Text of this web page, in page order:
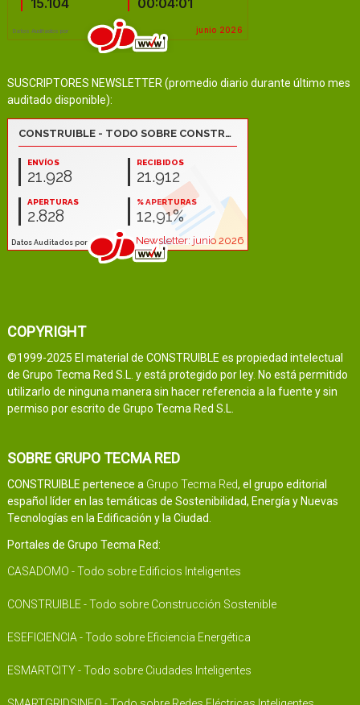
SUSCRIPTORES NEWSLETTER (promedio diario durante último mes
auditado disponible):
COPYRIGHT
©1999-2025 El material de CONSTRUIBLE es propiedad intelectual
de Grupo Tecma Red S.L. y está protegido por ley. No está permitido
utilizarlo de ninguna manera sin hacer referencia a la fuente y sin
permiso por escrito de Grupo Tecma Red S.L.
SOBRE GRUPO TECMA RED
CONSTRUIBLE pertenece a Grupo Tecma Red, el grupo editorial
español líder en las temáticas de Sostenibilidad, Energía y Nuevas
Tecnologías en la Edificación y la Ciudad.
Portales de Grupo Tecma Red:
CASADOMO - Todo sobre Edificios Inteligentes
CONSTRUIBLE - Todo sobre Construcción Sostenible
ESEFICIENCIA - Todo sobre Eficiencia Energética
ESMARTCITY - Todo sobre Ciudades Inteligentes